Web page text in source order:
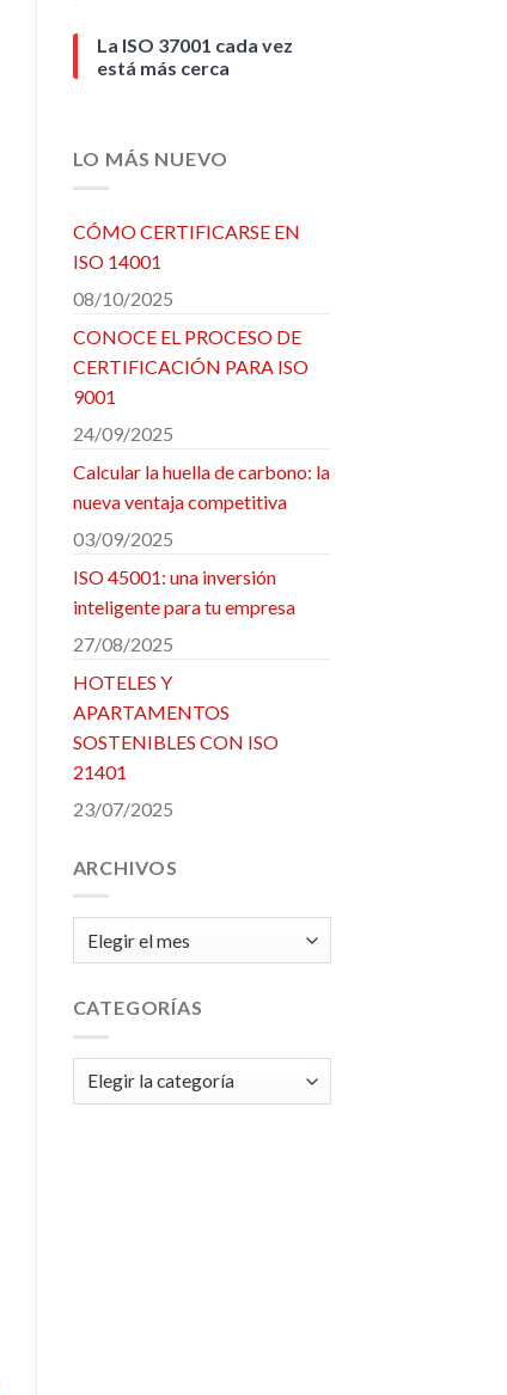
La ISO 37001 cada vez
está más cerca
LO MÁS NUEVO
CÓMO CERTIFICARSE EN
ISO 14001
08/10/2025
CONOCE EL PROCESO DE
CERTIFICACIÓN PARA ISO
9001
24/09/2025
Calcular la huella de carbono: la
nueva ventaja competitiva
03/09/2025
ISO 45001: una inversión
inteligente para tu empresa
27/08/2025
HOTELES Y
APARTAMENTOS
SOSTENIBLES CON ISO
21401
23/07/2025
ARCHIVOS
CATEGORÍAS
Categorías